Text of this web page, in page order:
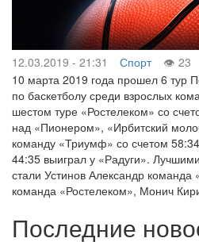
12.03.2019 - 21:31 Спорт
23
10 марта 2019 года прошел 6 тур
по баскетболу среди взрослых
шестом туре «Ростелеком» со
над «Пионером», «Ирбитский
команду «Триумф» со счетом
44:35 выиграл у «Радуги».
стали Устинов Александр команда
команда «Ростелеком», Монич
Последние